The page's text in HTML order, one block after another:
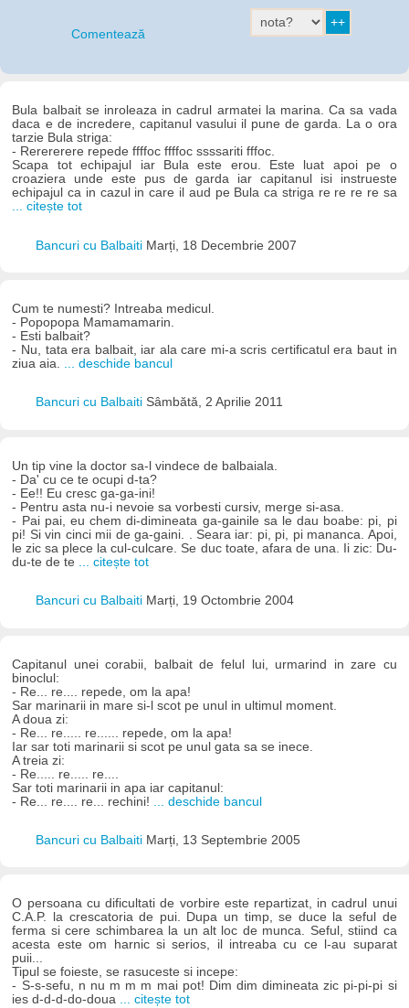
Comentează
Bula balbait se inroleaza in cadrul armatei la marina. Ca sa vada
daca e de incredere, capitanul vasului il pune de garda. La o ora
tarzie Bula striga:
- Rerererere repede ffffoc ffffoc ssssariti fffoc.
Scapa tot echipajul iar Bula este erou. Este luat apoi pe o
croaziera unde este pus de garda iar capitanul isi instrueste
echipajul ca in cazul in care il aud pe Bula ca striga re re re re sa
... citește tot
Bancuri cu Balbaiti Marți, 18 Decembrie 2007
Cum te numesti? Intreaba medicul.
- Popopopa Mamamamarin.
- Esti balbait?
- Nu, tata era balbait, iar ala care mi-a scris certificatul era baut in
ziua aia. ... deschide bancul
Bancuri cu Balbaiti Sâmbătă, 2 Aprilie 2011
Un tip vine la doctor sa-l vindece de balbaiala.
- Da' cu ce te ocupi d-ta?
- Ee!! Eu cresc ga-ga-ini!
- Pentru asta nu-i nevoie sa vorbesti cursiv, merge si-asa.
- Pai pai, eu chem di-dimineata ga-gainile sa le dau boabe: pi, pi
pi! Si vin cinci mii de ga-gaini. . Seara iar: pi, pi, pi mananca. Apoi,
le zic sa plece la cul-culcare. Se duc toate, afara de una. Ii zic: Du-
du-te de te
... citește tot
Bancuri cu Balbaiti Marți, 19 Octombrie 2004
Capitanul unei corabii, balbait de felul lui, urmarind in zare cu
binoclul:
- Re... re.... repede, om la apa!
Sar marinarii in mare si-l scot pe unul in ultimul moment.
A doua zi:
- Re... re..... re...... repede, om la apa!
Iar sar toti marinarii si scot pe unul gata sa se inece.
A treia zi:
- Re..... re..... re....
Sar toti marinarii in apa iar capitanul:
- Re... re.... re... rechini!
... deschide bancul
Bancuri cu Balbaiti Marți, 13 Septembrie 2005
O persoana cu dificultati de vorbire este repartizat, in cadrul unui
C.A.P. la crescatoria de pui. Dupa un timp, se duce la seful de
ferma si cere schimbarea la un alt loc de munca. Seful, stiind ca
acesta este om harnic si serios, il intreaba cu ce l-au suparat
puii...
Tipul se foieste, se rasuceste si incepe:
- S-s-sefu, n nu m m m mai pot! Dim dim dimineata zic pi-pi-pi si
ies d-d-d-do-doua ... citește tot